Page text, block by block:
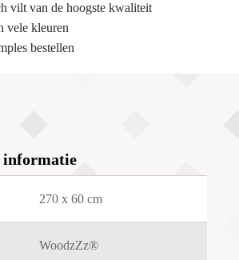
vilt van de hoogste kwaliteit
vele kleuren
bestellen
informatie
270 x 60 cm
WoodzZz®